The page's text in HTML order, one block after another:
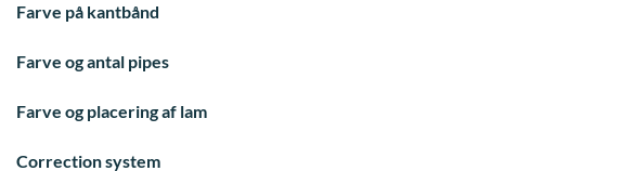
Farve på kantbånd
Farve og antal pipes
Farve og placering af lam
Correction system